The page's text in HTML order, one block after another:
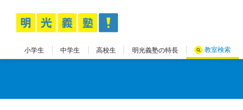
高校生
中学生
小学生 明光義塾の特長 教室検索